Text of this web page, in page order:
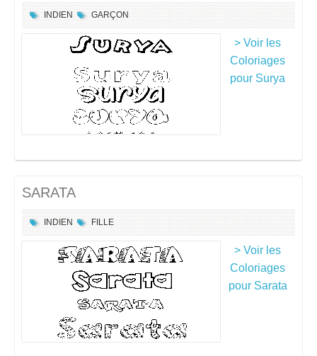
INDIEN GARÇON
> Voir les
Coloriages
pour Surya
SARATA
INDIEN FILLE
> Voir les
Coloriages
pour Sarata